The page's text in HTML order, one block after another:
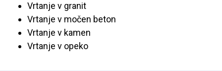
Vrtanje v granit
Vrtanje v močen beton
Vrtanje v kamen
Vrtanje v opeko